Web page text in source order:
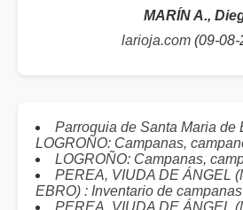
MARÍN A.,
larioja.com (09-08-
Parroquia de Santa Maria de
LOGROÑO: Campanas,
LOGROÑO: Campanas,
PEREA, VIUDA DE ÁNGEL
EBRO) : Inventario de campanas
PEREA, VIUDA DE ÁNGEL